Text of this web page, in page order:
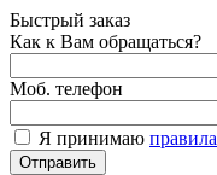
Быстрый заказ
Как к Вам обращаться?
Моб. телефон
Я принимаюправила